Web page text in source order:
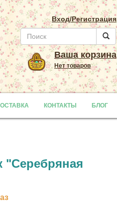
Вход/Регистрация
Ваша корзина
Нет товаров
КОНТАКТЫ БЛОГ